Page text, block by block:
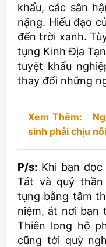
khẩu, các sân
nặng. Hiếu đạo
đến trời xanh.
tụng Kinh Địa
tuyệt khẩu
thay đổi những
Xem Thêm:
sinh phải chịu
P/s: Khi bạn
Tát và quỷ
tụng bằng tâm
niệm, ắt nơi bạn
Thiên long hộ
cũng tới quỳ